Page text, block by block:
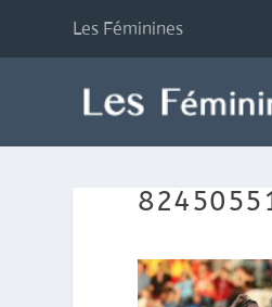
Les Féminines